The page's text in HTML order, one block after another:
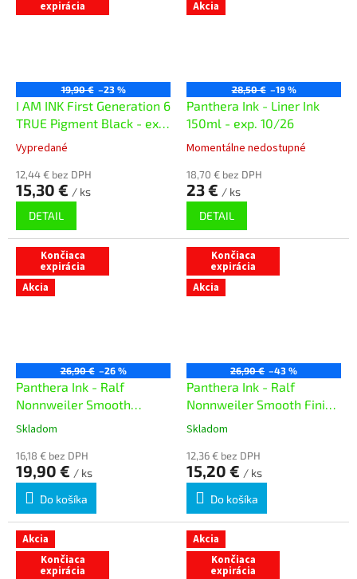
expirácia
19,90 € –23 %
I AM INK First Generation 6
TRUE Pigment Black - exp.
07/25
Vypredané
12,44 € bez DPH
15,30 € / ks
DETAIL
Akcia
28,50 € –19 %
Panthera Ink - Liner Ink
150ml - exp. 10/26
Momentálne nedostupné
18,70 € bez DPH
23 € / ks
DETAIL
Končiaca
expirácia
Akcia
26,90 € –26 %
Panthera Ink - Ralf
Nonnweiler Smooth
Blending 150ml - exp.
Skladom
16,18 € bez DPH
19,90 € / ks
Do košíka
Končiaca
expirácia
Akcia
26,90 € –43 %
Panthera Ink - Ralf
Nonnweiler Smooth Finish
150ml - exp. 04/25
Skladom
12,36 € bez DPH
15,20 € / ks
Do košíka
Akcia
Končiaca
expirácia
Akcia
Končiaca
expirácia